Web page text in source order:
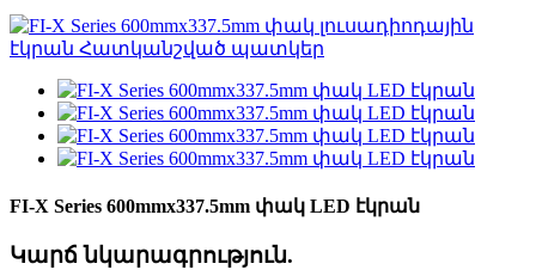
FI-X Series 600mmx337.5mm փակ LED էկրան
Կարճ նկարագրություն.